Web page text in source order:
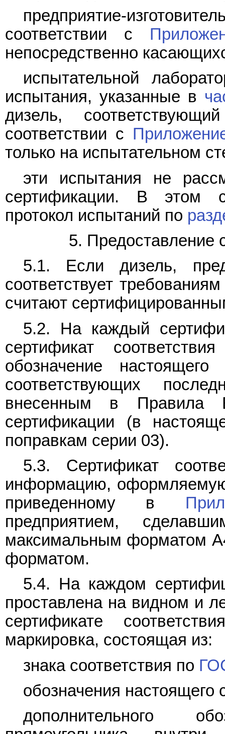
предприятие-
соответствии с
непосредственно
испытательной
испытания, указанные в
дизель,
соответствии с
только на испытательном
эти испытания не
сертификации. В этом
протокол испытаний по
5. Предоставление
5.1. Если дизель,
соответствует
считают
5.2. На каждый
сертификат
обозначение
соответствующих
внесенным в
сертификации (в
поправкам серии 03).
5.3. Сертификат
информацию,
приведенному в
предприятием,
максимальным форматом
форматом.
5.4. На каждом
проставлена на видном и
сертификате
маркировка, состоящая из:
знака соответствия по
обозначения настоящего
дополнительного